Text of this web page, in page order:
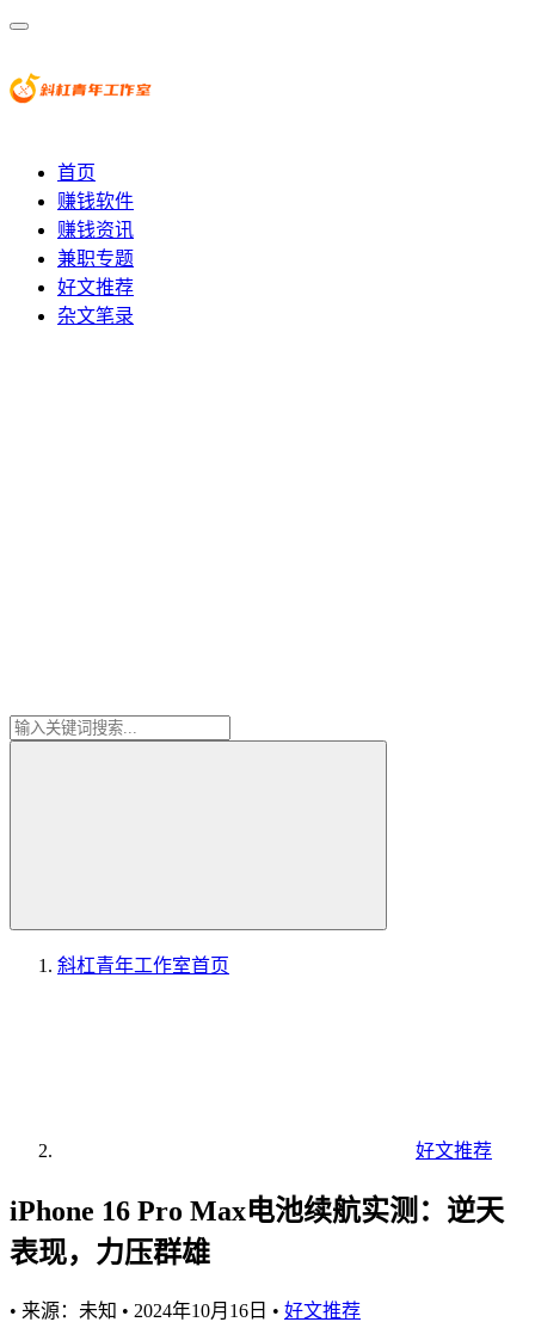
首页
赚钱软件
赚钱资讯
兼职专题
好文推荐
杂文笔录
斜杠青年工作室首页
好文推荐
iPhone 16 Pro Max电池续航实测：逆天
表现，力压群雄
• 来源：未知 • 2024年10月16日 • 好文推荐